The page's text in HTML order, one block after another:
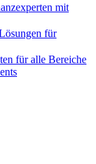
mit
für
für alle Bereiche